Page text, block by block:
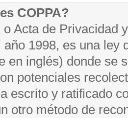
COPPA?
o Acta de Privacidad
año 1998, es una ley
en inglés) donde se
potenciales
escrito y ratificado
otro método de